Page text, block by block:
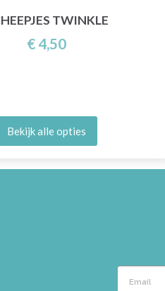
TWINKLE
€ 4,50
Bekijk alle opties